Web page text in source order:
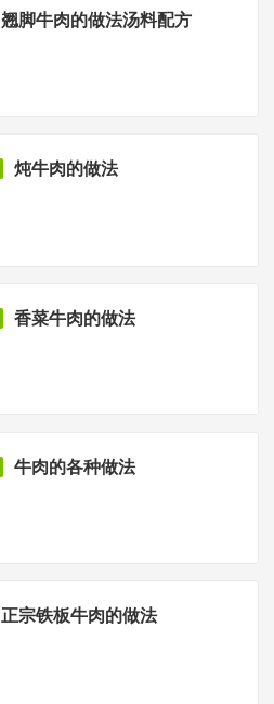
翘脚牛肉的做法汤料配方
炖牛肉的做法
香菜牛肉的做法
牛肉的各种做法
正宗铁板牛肉的做法